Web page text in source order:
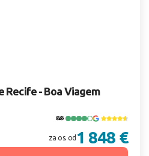
Recife - Boa Viagem
za os. od 1 848 €